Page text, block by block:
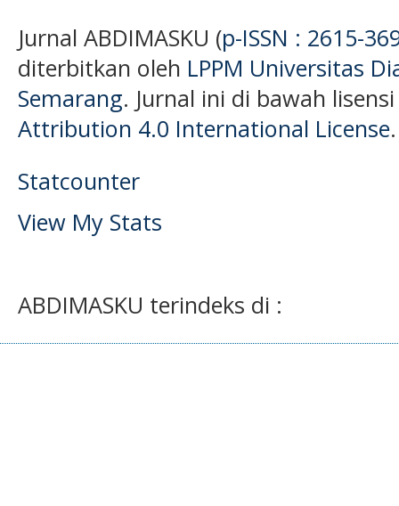
Jurnal ABDIMASKU (p-ISSN : 2615-
diterbitkan oleh LPPM Universitas
Semarang. Jurnal ini di bawah
Attribution 4.0 International License.
Statcounter
View My Stats
ABDIMASKU terindeks di :